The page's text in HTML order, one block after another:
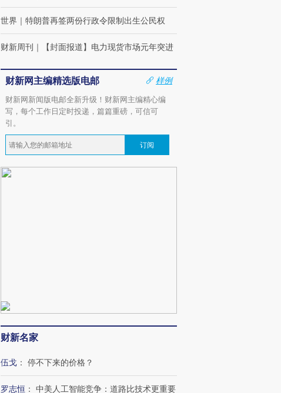
世界 ｜ 特朗普再签两份行政令限制出生公民权
财新周刊 ｜ 【封面报道】电力现货市场元年突进
财新网主编精选版电邮
样例
财新网新闻版电邮全新升级！财新网主编精心编
写，每个工作日定时投递，篇篇重磅，可信可
引。
订阅
财新名家
伍戈 ： 停不下来的价格？
罗志恒 ： 中美人工智能竞争：道路比技术更重要